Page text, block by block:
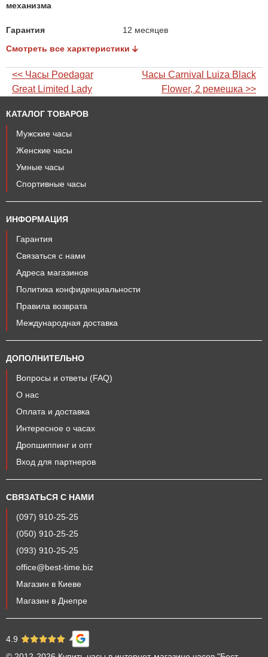
механизма
Гарантия
12 месяцев
Смотреть все харктеристики
<< Часы Poedagar
Great Limited Lady
Часы Carnival Luiza Black
Flower, 2 ремешка >>
КАТАЛОГ ТОВАРОВ
Мужские часы
Женские часы
Умные часы
Спортивные часы
ИНФОРМАЦИЯ
Гарантия
Связаться с нами
Адреса магазинов
Политика конфиденциальности
Правила возврата
Международная доставка
ДОПОЛНИТЕЛЬНО
Вопросы и ответы (FAQ)
О нас
Оплата и доставка
Интересное о часах
Дропшиппинг и опт
Вход для партнеров
СВЯЗАТЬСЯ С НАМИ
(097) 910-25-25
(050) 910-25-25
(093) 910-25-25
office@best-time.biz
Магазин в Киеве
Магазин в Днепре
4.9